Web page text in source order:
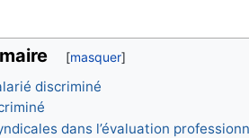
discriminé
dans l’évaluation